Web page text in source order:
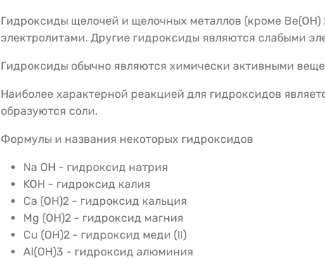
Гидроксиды щелочей и щелочных металлов (кроме
электролитами. Другие гидроксиды являются слабыми
Гидроксиды обычно являются химически активными
Наиболее характерной реакцией для гидроксидов
образуются соли.
Формулы и названия некоторых гидроксидов
Na OH - гидроксид натрия
KOH - гидроксид калия
Ca (OH)2 - гидроксид кальция
Mg (OH)2 - гидроксид магния
Cu (OH)2 - гидроксид меди (II)
Al(OH)3 - гидроксид алюминия